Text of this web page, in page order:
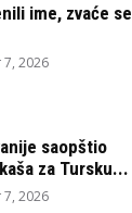
ime, zvaće se
7, 2026
saopštio
za Tursku...
7, 2026